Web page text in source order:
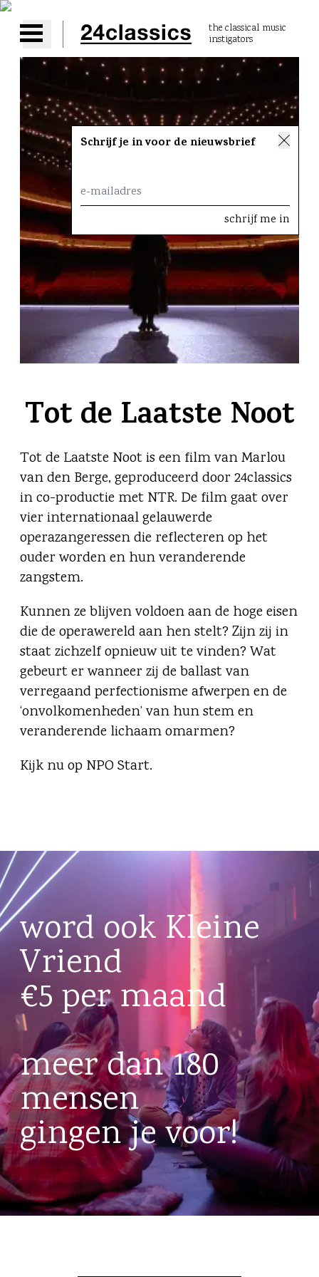
Open main menu
the classical music
instigators
Tot de Laatste Noot
Tot de Laatste Noot is een film van Marlou
van den Berge, geproduceerd door 24classics
in co-productie met NTR. De film gaat over
vier internationaal gelauwerde
operazangeressen die reflecteren op het
ouder worden en hun veranderende
zangstem.
Kunnen ze blijven voldoen aan de hoge eisen
die de operawereld aan hen stelt? Zijn zij in
staat zichzelf opnieuw uit te vinden? Wat
gebeurt er wanneer zij de ballast van
verregaand perfectionisme afwerpen en de
‘onvolkomenheden’ van hun stem en
veranderende lichaam omarmen?
Kijk nu op NPO Start.
word ook Kleine
Vriend
€5 per maand
meer dan 180
mensen
gingen je voor!
Schrijf je in voor de nieuwsbrief